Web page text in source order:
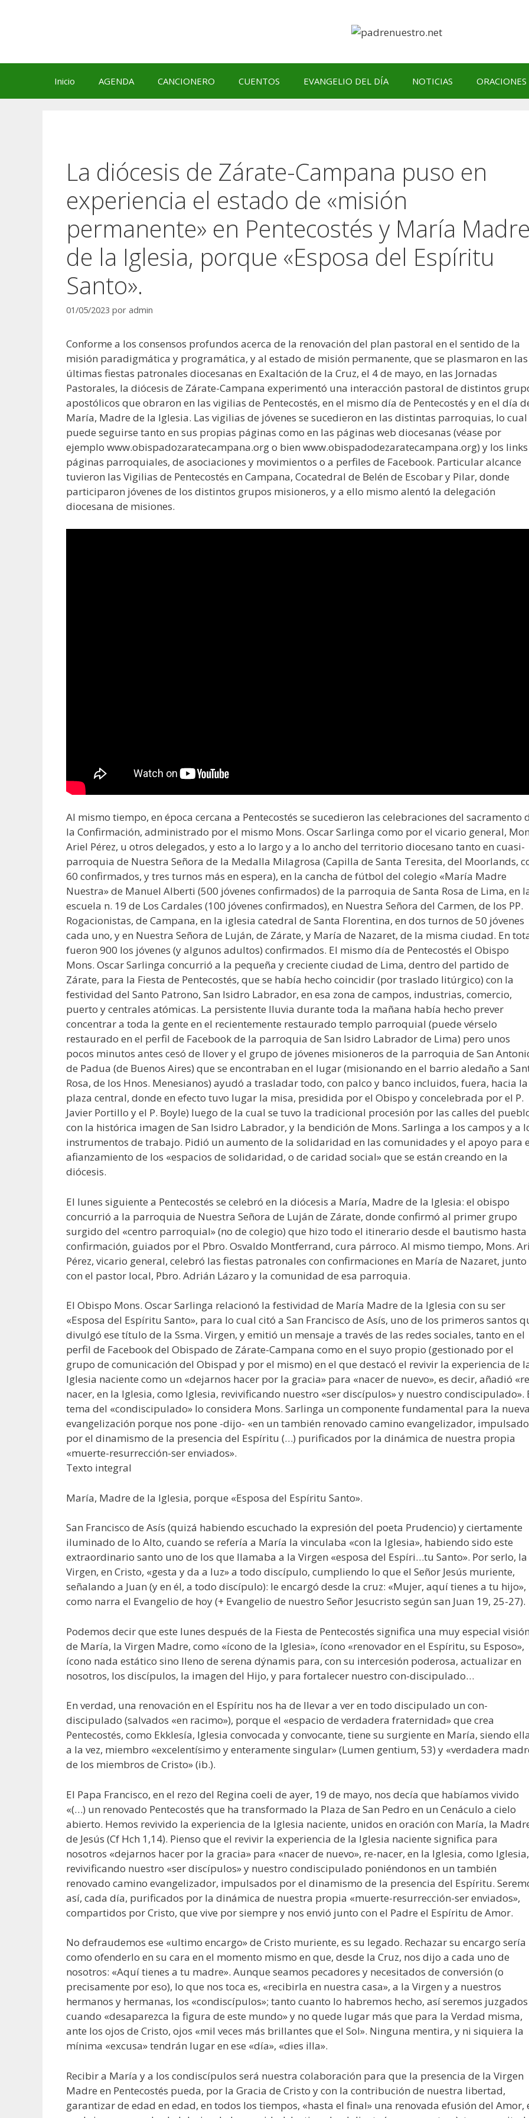
Inicio AGENDA CANCIONERO CUENTOS EVANGELIO DEL DÍA NOTICIAS ORACIONES
La diócesis de Zárate-Campana puso en
experiencia el estado de «misión
permanente» en Pentecostés y María Madre
de la Iglesia, porque «Esposa del Espíritu
Santo».
01/05/2023 por admin
Conforme a los consensos profundos acerca de la renovación del plan pastoral en el sentido de la
misión paradigmática y programática, y al estado de misión permanente, que se plasmaron en las
últimas fiestas patronales diocesanas en Exaltación de la Cruz, el 4 de mayo, en las Jornadas
Pastorales, la diócesis de Zárate-Campana experimentó una interacción pastoral de distintos
apostólicos que obraron en las vigilias de Pentecostés, en el mismo día de Pentecostés y en el día
María, Madre de la Iglesia. Las vigilias de jóvenes se sucedieron en las distintas parroquias, lo cual
puede seguirse tanto en sus propias páginas como en las páginas web diocesanas (véase por
ejemplo www.obispadozaratecampana.org o bien www.obispadodezaratecampana.org) y los links
páginas parroquiales, de asociaciones y movimientos o a perfiles de Facebook. Particular alcance
tuvieron las Vigilias de Pentecostés en Campana, Cocatedral de Belén de Escobar y Pilar, donde
participaron jóvenes de los distintos grupos misioneros, y a ello mismo alentó la delegación
diocesana de misiones.
Al mismo tiempo, en época cercana a Pentecostés se sucedieron las celebraciones del sacramento
la Confirmación, administrado por el mismo Mons. Oscar Sarlinga como por el vicario general,
Ariel Pérez, u otros delegados, y esto a lo largo y a lo ancho del territorio diocesano tanto en cuasi-
parroquia de Nuestra Señora de la Medalla Milagrosa (Capilla de Santa Teresita, del Moorlands,
60 confirmados, y tres turnos más en espera), en la cancha de fútbol del colegio «María Madre
Nuestra» de Manuel Alberti (500 jóvenes confirmados) de la parroquia de Santa Rosa de Lima, en
escuela n. 19 de Los Cardales (100 jóvenes confirmados), en Nuestra Señora del Carmen, de los PP.
Rogacionistas, de Campana, en la iglesia catedral de Santa Florentina, en dos turnos de 50 jóvenes
cada uno, y en Nuestra Señora de Luján, de Zárate, y María de Nazaret, de la misma ciudad. En
fueron 900 los jóvenes (y algunos adultos) confirmados. El mismo día de Pentecostés el Obispo
Mons. Oscar Sarlinga concurrió a la pequeña y creciente ciudad de Lima, dentro del partido de
Zárate, para la Fiesta de Pentecostés, que se había hecho coincidir (por traslado litúrgico) con la
festividad del Santo Patrono, San Isidro Labrador, en esa zona de campos, industrias, comercio,
puerto y centrales atómicas. La persistente lluvia durante toda la mañana había hecho prever
concentrar a toda la gente en el recientemente restaurado templo parroquial (puede vérselo
restaurado en el perfil de Facebook de la parroquia de San Isidro Labrador de Lima) pero unos
pocos minutos antes cesó de llover y el grupo de jóvenes misioneros de la parroquia de San
de Padua (de Buenos Aires) que se encontraban en el lugar (misionando en el barrio aledaño a
Rosa, de los Hnos. Menesianos) ayudó a trasladar todo, con palco y banco incluidos, fuera, hacia la
plaza central, donde en efecto tuvo lugar la misa, presidida por el Obispo y concelebrada por el P.
Javier Portillo y el P. Boyle) luego de la cual se tuvo la tradicional procesión por las calles del
con la histórica imagen de San Isidro Labrador, y la bendición de Mons. Sarlinga a los campos y a
instrumentos de trabajo. Pidió un aumento de la solidaridad en las comunidades y el apoyo para
afianzamiento de los «espacios de solidaridad, o de caridad social» que se están creando en la
diócesis.
El lunes siguiente a Pentecostés se celebró en la diócesis a María, Madre de la Iglesia: el obispo
concurrió a la parroquia de Nuestra Señora de Luján de Zárate, donde confirmó al primer grupo
surgido del «centro parroquial» (no de colegio) que hizo todo el itinerario desde el bautismo hasta
confirmación, guiados por el Pbro. Osvaldo Montferrand, cura párroco. Al mismo tiempo, Mons.
Pérez, vicario general, celebró las fiestas patronales con confirmaciones en María de Nazaret, junto
con el pastor local, Pbro. Adrián Lázaro y la comunidad de esa parroquia.
El Obispo Mons. Oscar Sarlinga relacionó la festividad de María Madre de la Iglesia con su ser
«Esposa del Espíritu Santo», para lo cual citó a San Francisco de Asís, uno de los primeros santos
divulgó ese título de la Ssma. Virgen, y emitió un mensaje a través de las redes sociales, tanto en el
perfil de Facebook del Obispado de Zárate-Campana como en el suyo propio (gestionado por el
grupo de comunicación del Obispad y por el mismo) en el que destacó el revivir la experiencia de
Iglesia naciente como un «dejarnos hacer por la gracia» para «nacer de nuevo», es decir, añadió
nacer, en la Iglesia, como Iglesia, revivificando nuestro «ser discípulos» y nuestro condiscipulado».
tema del «condiscipulado» lo considera Mons. Sarlinga un componente fundamental para la nueva
evangelización porque nos pone -dijo- «en un también renovado camino evangelizador,
por el dinamismo de la presencia del Espíritu (…) purificados por la dinámica de nuestra propia
«muerte-resurrección-ser enviados».
Texto integral
María, Madre de la Iglesia, porque «Esposa del Espíritu Santo».
San Francisco de Asís (quizá habiendo escuchado la expresión del poeta Prudencio) y ciertamente
iluminado de lo Alto, cuando se refería a María la vinculaba «con la Iglesia», habiendo sido este
extraordinario santo uno de los que llamaba a la Virgen «esposa del Espíri…tu Santo». Por serlo, la
Virgen, en Cristo, «gesta y da a luz» a todo discípulo, cumpliendo lo que el Señor Jesús muriente,
señalando a Juan (y en él, a todo discípulo): le encargó desde la cruz: «Mujer, aquí tienes a tu hijo»,
como narra el Evangelio de hoy (+ Evangelio de nuestro Señor Jesucristo según san Juan 19, 25-27).
Podemos decir que este lunes después de la Fiesta de Pentecostés significa una muy especial visión
de María, la Virgen Madre, como «ícono de la Iglesia», ícono «renovador en el Espíritu, su Esposo»,
ícono nada estático sino lleno de serena dýnamis para, con su intercesión poderosa, actualizar en
nosotros, los discípulos, la imagen del Hijo, y para fortalecer nuestro con-discipulado…
En verdad, una renovación en el Espíritu nos ha de llevar a ver en todo discipulado un con-
discipulado (salvados «en racimo»), porque el «espacio de verdadera fraternidad» que crea
Pentecostés, como Ekklesía, Iglesia convocada y convocante, tiene su surgiente en María, siendo
a la vez, miembro «excelentísimo y enteramente singular» (Lumen gentium, 53) y «verdadera
de los miembros de Cristo» (ib.).
El Papa Francisco, en el rezo del Regina coeli de ayer, 19 de mayo, nos decía que habíamos vivido
«(…) un renovado Pentecostés que ha transformado la Plaza de San Pedro en un Cenáculo a cielo
abierto. Hemos revivido la experiencia de la Iglesia naciente, unidos en oración con María, la
de Jesús (Cf Hch 1,14). Pienso que el revivir la experiencia de la Iglesia naciente significa para
nosotros «dejarnos hacer por la gracia» para «nacer de nuevo», re-nacer, en la Iglesia, como Iglesia,
revivificando nuestro «ser discípulos» y nuestro condiscipulado poniéndonos en un también
renovado camino evangelizador, impulsados por el dinamismo de la presencia del Espíritu.
así, cada día, purificados por la dinámica de nuestra propia «muerte-resurrección-ser enviados»,
compartidos por Cristo, que vive por siempre y nos envió junto con el Padre el Espíritu de Amor.
No defraudemos ese «ultimo encargo» de Cristo muriente, es su legado. Rechazar su encargo sería
como ofenderlo en su cara en el momento mismo en que, desde la Cruz, nos dijo a cada uno de
nosotros: «Aquí tienes a tu madre». Aunque seamos pecadores y necesitados de conversión (o
precisamente por eso), lo que nos toca es, «recibirla en nuestra casa», a la Virgen y a nuestros
hermanos y hermanas, los «condiscípulos»; tanto cuanto lo habremos hecho, así seremos juzgados
cuando «desaparezca la figura de este mundo» y no quede lugar más que para la Verdad misma,
ante los ojos de Cristo, ojos «mil veces más brillantes que el Sol». Ninguna mentira, y ni siquiera la
mínima «excusa» tendrán lugar en ese «día», «dies illa».
Recibir a María y a los condiscípulos será nuestra colaboración para que la presencia de la Virgen
Madre en Pentecostés pueda, por la Gracia de Cristo y con la contribución de nuestra libertad,
garantizar de edad en edad, en todos los tiempos, «hasta el final» una renovada efusión del Amor,